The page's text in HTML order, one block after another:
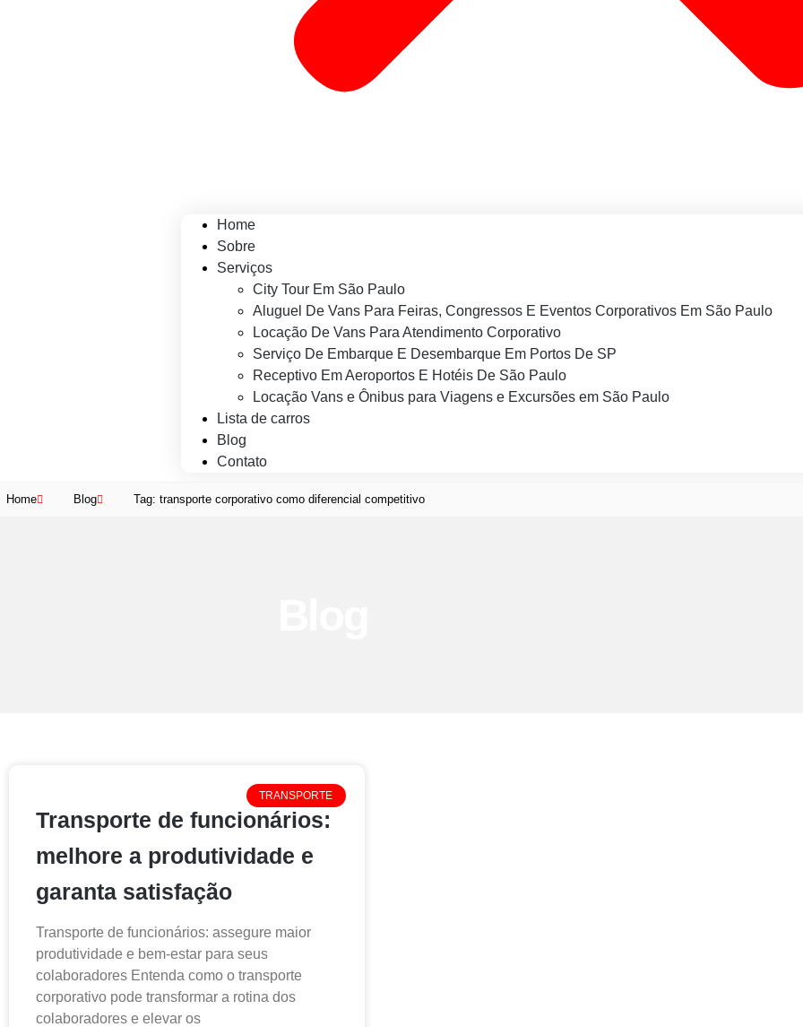
Home
Sobre
Serviços
City Tour Em São Paulo
Aluguel De Vans Para Feiras, Congressos E Eventos Corporativos Em São Paulo
Locação De Vans Para Atendimento Corporativo
Serviço De Embarque E Desembarque Em Portos De SP
Receptivo Em Aeroportos E Hotéis De São Paulo
Locação Vans e Ônibus para Viagens e Excursões em São Paulo
Lista de carros
Blog
Contato
Home Blog Tag: transporte corporativo como diferencial competitivo
TRANSPORTE
Transporte de funcionários:
melhore a produtividade e
garanta satisfação
Transporte de funcionários: assegure maior
produtividade e bem-estar para seus
colaboradores Entenda como o transporte
corporativo pode transformar a rotina dos
colaboradores e elevar os